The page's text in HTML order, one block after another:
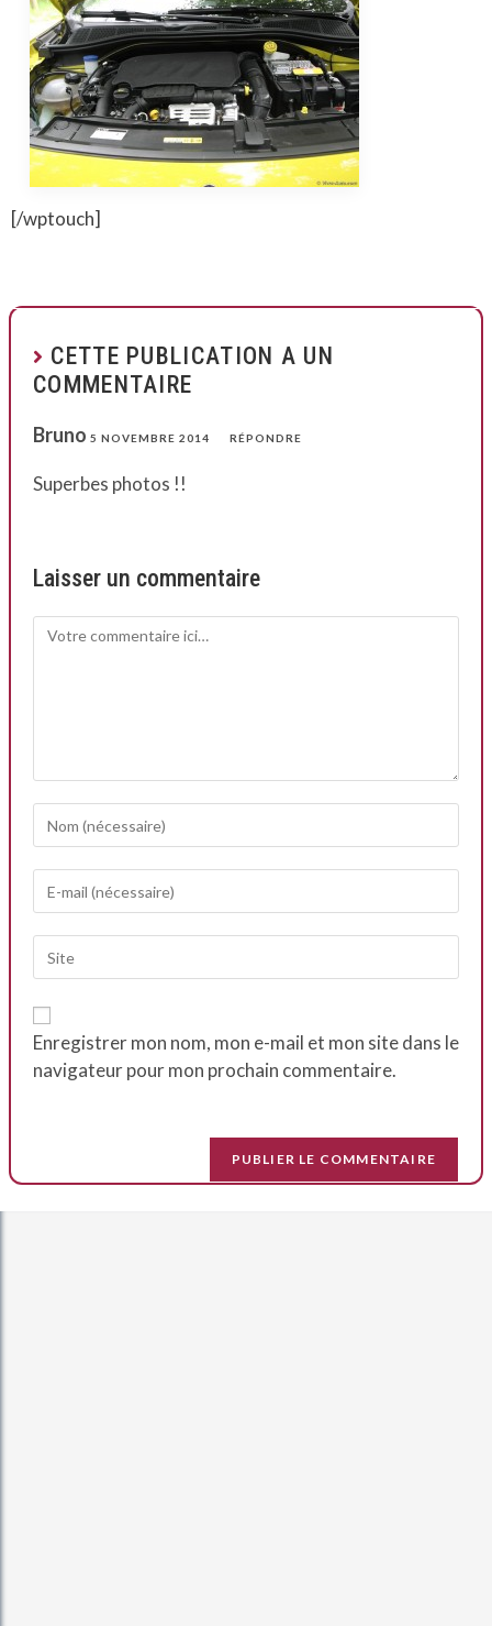
[/wptouch]
CETTE PUBLICATION A UN
COMMENTAIRE
Bruno 5 NOVEMBRE 2014 RÉPONDRE
Superbes photos !!
Laisser un commentaire
Enregistrer mon nom, mon e-mail et mon site dans le
navigateur pour mon prochain commentaire.